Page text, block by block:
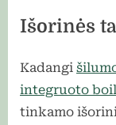
Išorinės
Kadangi
integruoto
tinkamo